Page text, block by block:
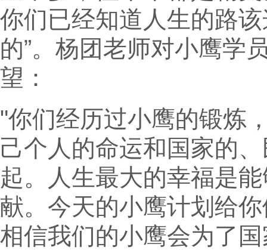
你们已经知道人生的路
的”。杨团老师对小鹰学
望：
"你们经历过小鹰的锻炼
己个人的命运和国家的
起。人生最大的幸福是
献。今天的小鹰计划给
相信我们的小鹰会为了